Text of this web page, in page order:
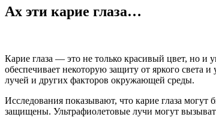
Ах эти карие глаза…
Карие глаза — это не только красивый цвет, но и
обеспечивает некоторую защиту от яркого света
лучей и других факторов окружающей среды.
Исследования показывают, что карие глаза
защищены. Ультрафиолетовые лучи могут